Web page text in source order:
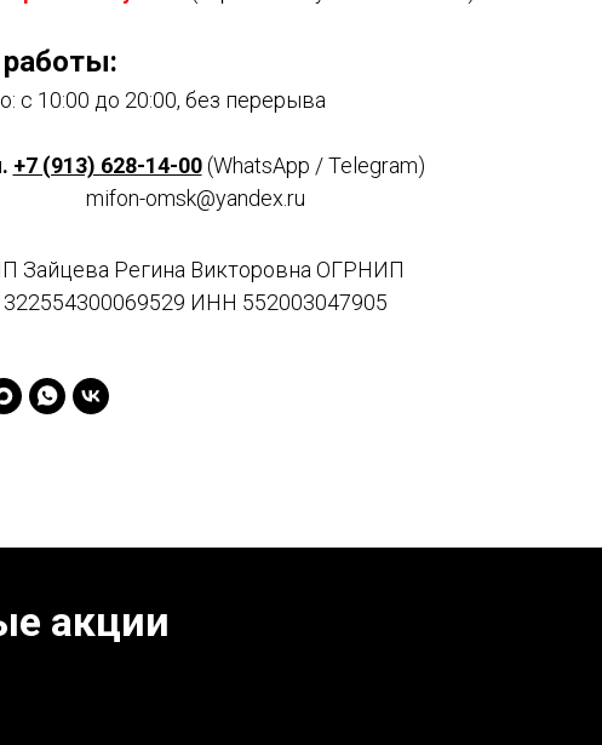
с 10:00 до 20:00, без перерыва
+7 (913) 628-14-00 (WhatsApp / Telegram)
mifon-omsk@yandex.ru
Зайцева Регина Викторовна ОГРНИП
322554300069529 ИНН 552003047905
акции